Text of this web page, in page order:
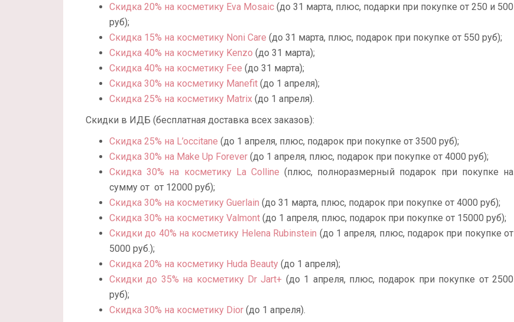
Скидка 20% на косметику Eva Mosaic (до 31 марта, плюс, подарки при покупке от 250 и 500
руб);
Скидка 15% на косметику Noni Care (до 31 марта, плюс, подарок при покупке от 550 руб);
Скидка 40% на косметику Kenzo (до 31 марта);
Скидка 40% на косметику Fee (до 31 марта);
Скидка 30% на косметику Manefit (до 1 апреля);
Скидка 25% на косметику Matrix (до 1 апреля).
Скидки в ИДБ (бесплатная доставка всех заказов):
Скидка 25% на L’occitane (до 1 апреля, плюс, подарок при покупке от 3500 руб);
Скидка 30% на Make Up Forever (до 1 апреля, плюс, подарок при покупке от 4000 руб);
Скидка 30% на косметику La Colline (плюс, полноразмерный подарок при покупке на
сумму от от 12000 руб);
Скидка 30% на косметику Guerlain (до 31 марта, плюс, подарок при покупке от 4000 руб);
Скидка 30% на косметику Valmont (до 1 апреля, плюс, подарок при покупке от 15000 руб);
Скидки до 40% на косметику Helena Rubinstein (до 1 апреля, плюс, подарок при покупке от
5000 руб.);
Скидка 20% на косметику Huda Beauty (до 1 апреля);
Скидки до 35% на косметику Dr Jart+ (до 1 апреля, плюс, подарок при покупке от 2500
руб);
Скидка 30% на косметику Dior (до 1 апреля).